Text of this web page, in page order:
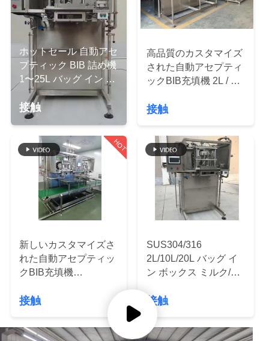
ビ
オ
VR
シ
て
ホットセール 自動アセ
プティック BIB 詰め機
1〜25L バッグ イン ボ
ックス フルーツ ジュー
ス / ミルク / オイル 片
頭または双頭 詰め機
接触
高品質のカスタマイズ
された自動アセプティ
ックBIB充填機 2L / 5L
ジュース / ミルク / ソ
接触
HOT
新しいカスタマイズさ
れた自動アセプティッ
クBIB充填機
ーグルト/ミルク/ソー
接触
SUS304/316
2L/10L/20L バッグ イ
ン ボックス ミルク/オ
自動アセプティック
接触